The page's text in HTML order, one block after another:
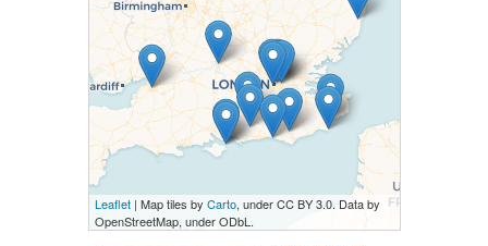
Leaflet| Map tiles by Carto, under CC BY 3.0. Data by
OpenStreetMap, under ODbL.